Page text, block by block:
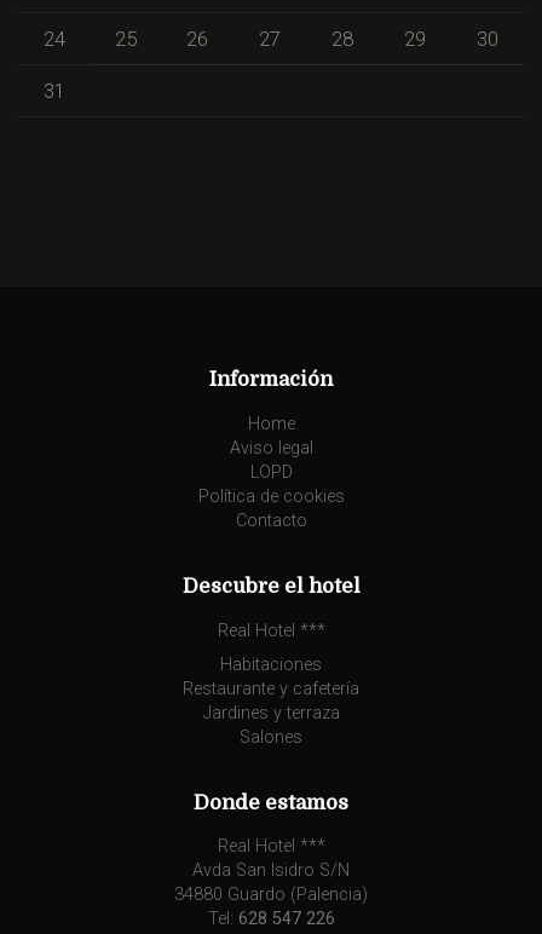
24 25 26 27 28 29 30
31
Información
Home
Aviso legal
LOPD
Política de cookies
Contacto
Descubre el hotel
Real Hotel ***
Habitaciones
Restaurante y cafetería
Jardines y terraza
Salones
Donde estamos
Real Hotel ***
Avda San Isidro S/N
34880 Guardo (Palencia)
Tel: 628 547 226